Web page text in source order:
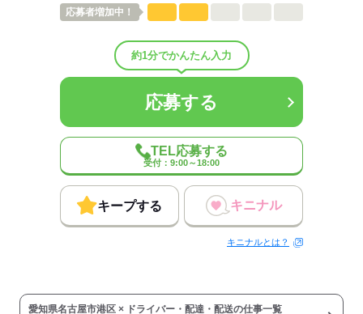
■介護休業
■制服貸与
■インフルエンザ予防接種
■誕生日プレゼント（本人・配偶者）
■慶弔金（結婚・出産祝い金など）
■深夜・残業手当あり
■交通費規定内支給
応募者増加中！
約1分でかんたん入力
応募する
TEL応募する
受付：9:00～18:00
キープする キニナル
キニナルとは？
愛知県名古屋市港区 × ドライバー・配達・配送の仕事一覧